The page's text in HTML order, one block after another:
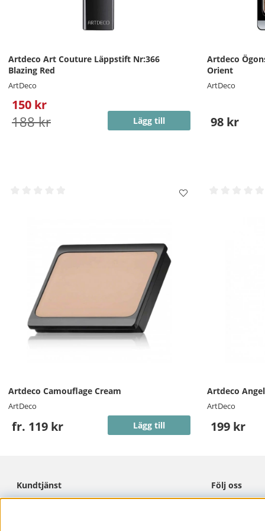
Artdeco Art Couture Läppstift Nr:366
Blazing Red
ArtDeco
150 kr
188 kr Lägg till
Artdeco
Orient
ArtDeco
98 kr
Artdeco Camouflage Cream
ArtDeco
fr. 119 kr Lägg till
Artdeco
ArtDeco
199 kr
Kundtjänst Följ oss